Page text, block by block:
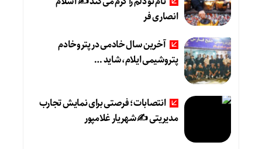
انصاری فر
آخرین سال خادمی در پتروخادم
پتروشیمی ایلام، شاید …
انتصابات؛ فرصتی برای نمایش تجارب
مدیریتی ✍ شهریار غلامپور